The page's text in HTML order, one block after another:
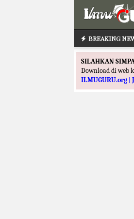
BREAKING
SILAHKAN
Download di web
ILMUGURU.org |